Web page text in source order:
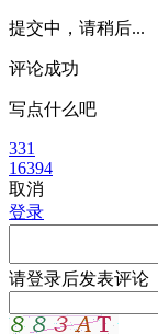
提交中，请稍后...
评论成功
写点什么吧
331
16394
取消
登录
请登录后发表评论